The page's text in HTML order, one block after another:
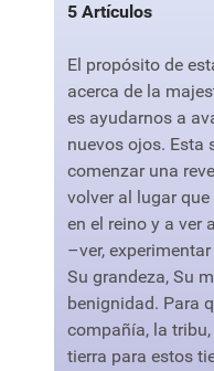
5 Artículos
El propósito de
acerca de la
es ayudarnos a
nuevos ojos. Esta
comenzar una
volver al lugar
en el reino y a ver
–ver,
Su grandeza, Su
benignidad. Para
compañía, la
tierra para estos